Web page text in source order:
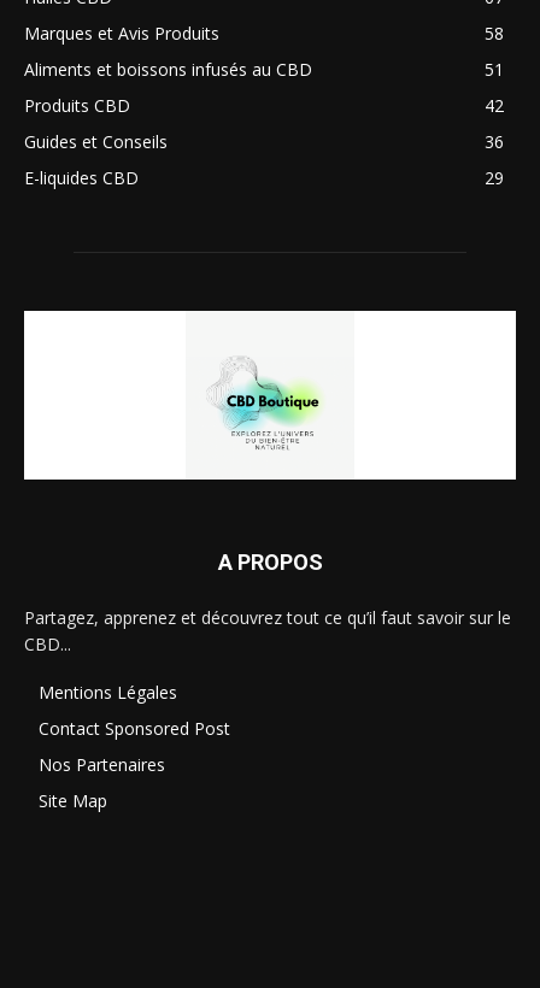
Marques et Avis Produits
58
Aliments et boissons infusés au CBD
51
Produits CBD
42
Guides et Conseils
36
E-liquides CBD
29
A PROPOS
Partagez, apprenez et découvrez tout ce qu’il faut savoir sur le
CBD...
Mentions Légales
Contact Sponsored Post
Nos Partenaires
Site Map